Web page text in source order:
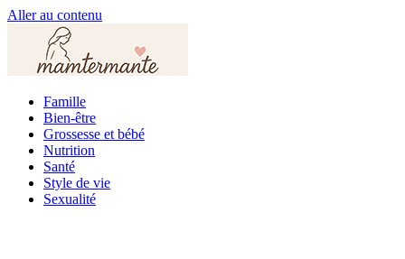
Aller au contenu
Famille
Bien-être
Grossesse et bébé
Nutrition
Santé
Style de vie
Sexualité